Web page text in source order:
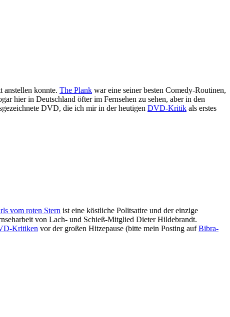
anstellen konnte. The Plank war eine seiner besten Comedy-Routinen,
hier in Deutschland öfter im Fernsehen zu sehen, aber in den
DVD, die ich mir in der heutigen DVD-Kritik als erstes
vom roten Stern ist eine köstliche Politsatire und der einzige
von Lach- und Schieß-Mitglied Dieter Hildebrandt.
Kritiken vor der großen Hitzepause (bitte mein Posting aufBibra-